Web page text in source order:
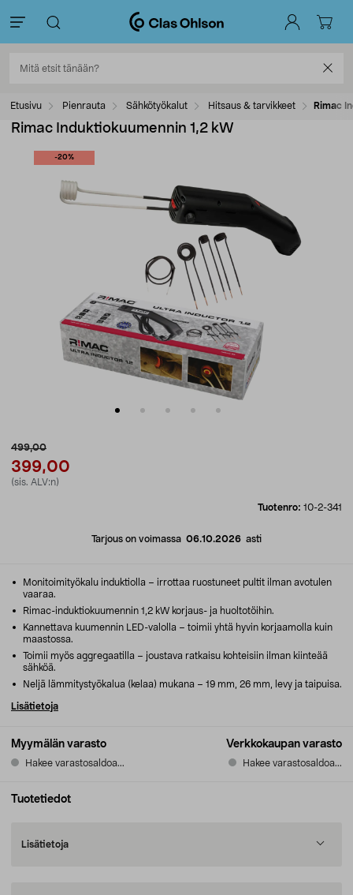
Etusivu Pienrauta Sähkötyökalut Hitsaus & tarvikkeet Rimac
Rimac Induktiokuumennin 1,2 kW
-20%
499,00
399,00
(sis. ALV:n)
Tuotenro: 10-2-341
Tarjous on voimassa 06.10.2026 asti
Myymälän varasto
Hakee varastosaldoa...
Verkkokaupan varasto
Hakee varastosaldoa...
Monitoimityökalu induktiolla – irrottaa ruostuneet pultit ilman avotulen
vaaraa.
Rimac-induktiokuumennin 1,2 kW korjaus- ja huoltotöihin.
Kannettava kuumennin LED-valolla – toimii yhtä hyvin korjaamolla kuin
maastossa.
Toimii myös aggregaatilla – joustava ratkaisu kohteisiin ilman kiinteää
sähköä.
Neljä lämmitystyökalua (kelaa) mukana – 19 mm, 26 mm, levy ja taipuisa.
Lisätietoja
Tuotetiedot
Lisätietoja